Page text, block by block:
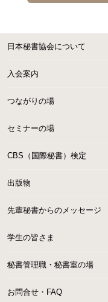
日本秘書協会について
入会案内
つながりの場
セミナーの場
CBS（国際秘書）検定
出版物
先輩秘書からのメッセージ
学生の皆さま
秘書管理職・秘書室の場
お問合せ・FAQ